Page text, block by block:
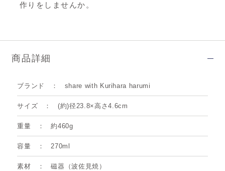
作りをしませんか。
商品詳細
ブランド share with Kurihara harumi
サイズ (約)径23.8×高さ4.6cm
重量 約460g
容量 270ml
素材 磁器（波佐見焼）